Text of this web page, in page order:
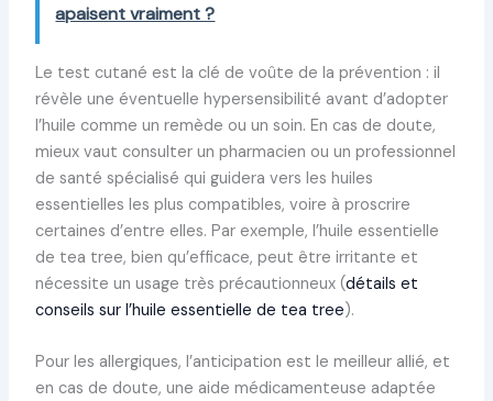
apaisent vraiment ?
Le test cutané est la clé de voûte de la prévention : il
révèle une éventuelle hypersensibilité avant d’adopter
l’huile comme un remède ou un soin. En cas de doute,
mieux vaut consulter un pharmacien ou un professionnel
de santé spécialisé qui guidera vers les huiles
essentielles les plus compatibles, voire à proscrire
certaines d’entre elles. Par exemple, l’huile essentielle
de tea tree, bien qu’efficace, peut être irritante et
nécessite un usage très précautionneux (détails et
conseils sur l’huile essentielle de tea tree).
Pour les allergiques, l’anticipation est le meilleur allié, et
en cas de doute, une aide médicamenteuse adaptée